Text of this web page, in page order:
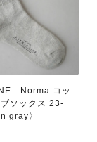
- Norma コッ
ブソックス 23-
gray〉